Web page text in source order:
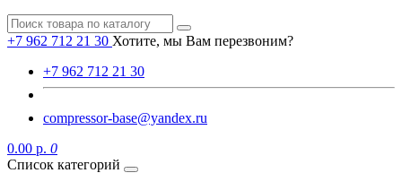
+7 962 712 21 30 Хотите, мы Вам перезвоним?
+7 962 712 21 30
compressor-base@yandex.ru
0.00 р. 0
Список категорий